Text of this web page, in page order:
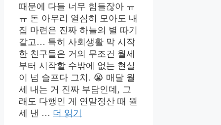
때문에 다들 너무 힘들잖아 ㅠ
ㅠ 돈 아무리 열심히 모아도 내
집 마련은 진짜 하늘의 별 따기
같고… 특히 사회생활 막 시작
한 친구들은 거의 무조건 월세
부터 시작할 수밖에 없는 현실
이 넘 슬프다 그치. 😭 매달 월
세 내는 거 진짜 부담인데, 그
래도 다행인 게 연말정산 때 월
세 낸 … 더 읽기